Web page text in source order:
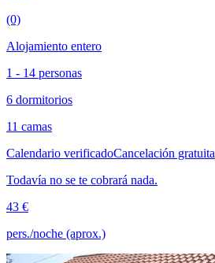
(0)
Alojamiento entero
1 - 14 personas
6 dormitorios
11 camas
Calendario verificadoCancelación gratuita
Todavía no se te cobrará nada.
43 €
pers./noche (aprox.)